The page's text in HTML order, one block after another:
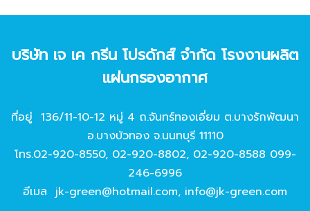
บริษัท เจ เค กรีน โปรดักส์ จํากัด โรงงานผลิต
แผ่นกรองอากาศ
ที่อยู่ 136/11-10-12 หมู่ 4 ถ.จันทร์ทองเอี่ยม ต.บางรักพัฒนา
อ.บางบัวทอง จ.นนทบุรี 11110
โทร.02-920-8550, 02-920-8802, 02-920-8588 099-
246-6996
อีเมล jk-green@hotmail.com, info@jk-green.com